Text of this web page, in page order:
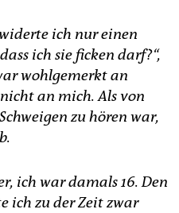
ich nur einen
ich sie ficken darf?“,
wohlgemerkt an
an mich. Als von
zu hören war,
ich war damals 16. Den
ich zu der Zeit zwar